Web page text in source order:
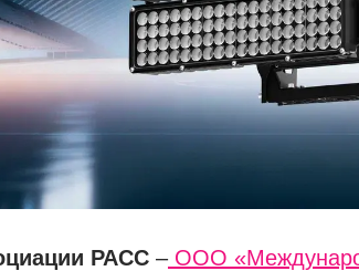
РАСС –ООО